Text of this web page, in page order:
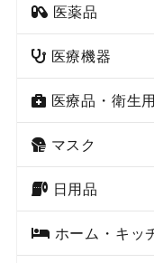
医薬品
医療機器
医療品・衛生
マスク
日用品
ホーム・キッ